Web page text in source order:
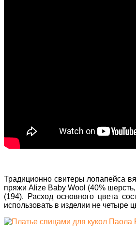
Традиционно свитеры лопапейса
пряжи Alize Baby Wool (40%
(194). Расход основного цвета
использовать в изделии не четыре